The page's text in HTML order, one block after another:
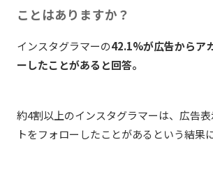
ことはありますか？
インスタグラマーの42.1%が広告からア
ーしたことがあると回答。
約4割以上のインスタグラマーは、広告
トをフォローしたことがあるという結果に